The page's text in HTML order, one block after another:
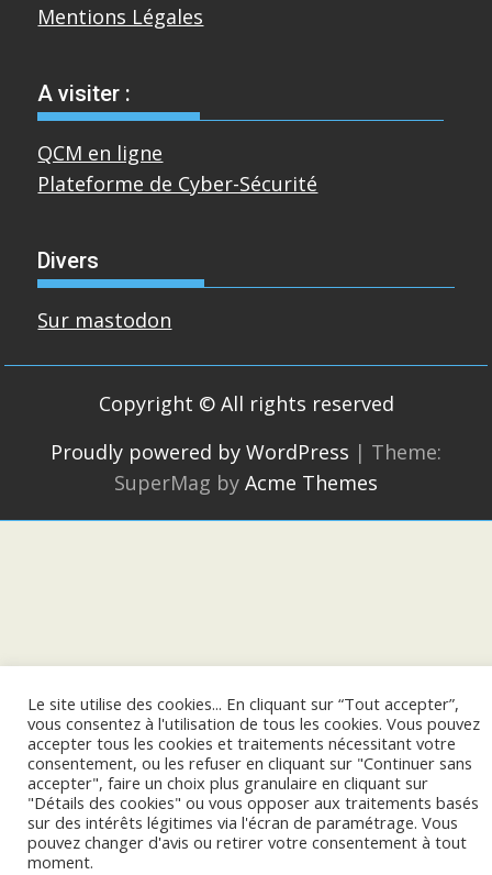
Mentions Légales
A visiter :
QCM en ligne
Plateforme de Cyber-Sécurité
Divers
Sur mastodon
Copyright © All rights reserved
Proudly powered by WordPress | Theme:
SuperMag by Acme Themes
Le site utilise des cookies... En cliquant sur “Tout accepter”,
vous consentez à l'utilisation de tous les cookies. Vous pouvez
accepter tous les cookies et traitements nécessitant votre
consentement, ou les refuser en cliquant sur "Continuer sans
accepter", faire un choix plus granulaire en cliquant sur
"Détails des cookies" ou vous opposer aux traitements basés
sur des intérêts légitimes via l'écran de paramétrage. Vous
pouvez changer d'avis ou retirer votre consentement à tout
moment.